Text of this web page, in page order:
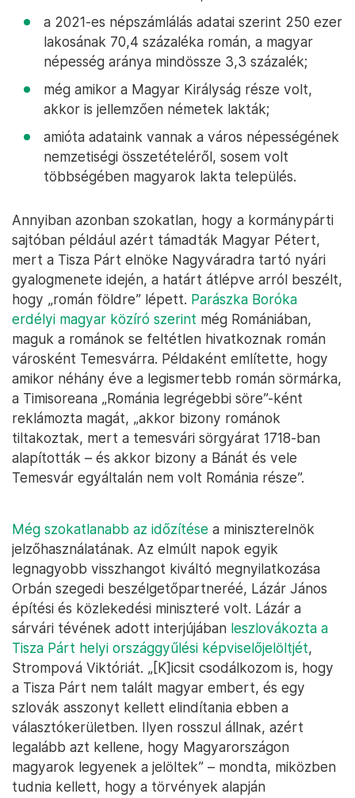
a 2021-es népszámlálás adatai szerint 250 ezer
lakosának 70,4 százaléka román, a magyar
népesség aránya mindössze 3,3 százalék;
még amikor a Magyar Királyság része volt,
akkor is jellemzően németek lakták;
amióta adataink vannak a város népességének
nemzetiségi összetételéről, sosem volt
többségében magyarok lakta település.
Annyiban azonban szokatlan, hogy a kormánypárti
sajtóban például azért támadták Magyar Pétert,
mert a Tisza Párt elnöke Nagyváradra tartó nyári
gyalogmenete idején, a határt átlépve arról beszélt,
hogy „román földre” lépett. Parászka Boróka
erdélyi magyar közíró szerint még Romániában,
maguk a románok se feltétlen hivatkoznak román
városként Temesvárra. Példaként említette, hogy
amikor néhány éve a legismertebb román sörmárka,
a Timisoreana „Románia legrégebbi söre”-ként
reklámozta magát, „akkor bizony románok
tiltakoztak, mert a temesvári sörgyárat 1718-ban
alapították – és akkor bizony a Bánát és vele
Temesvár egyáltalán nem volt Románia része”.
Még szokatlanabb az időzítése a miniszterelnök
jelzőhasználatának. Az elmúlt napok egyik
legnagyobb visszhangot kiváltó megnyilatkozása
Orbán szegedi beszélgetőpartneréé, Lázár János
építési és közlekedési miniszteré volt. Lázár a
sárvári tévének adott interjújában leszlovákozta a
Tisza Párt helyi országgyűlési képviselőjelöltjét,
Strompová Viktóriát. „[K]icsit csodálkozom is, hogy
a Tisza Párt nem talált magyar embert, és egy
szlovák asszonyt kellett elindítania ebben a
választókerületben. Ilyen rosszul állnak, azért
legalább azt kellene, hogy Magyarországon
magyarok legyenek a jelöltek” – mondta, miközben
tudnia kellett, hogy a törvények alapján